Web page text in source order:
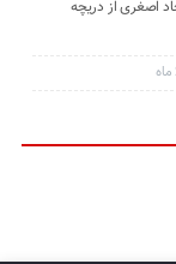
اصغری از دریچه